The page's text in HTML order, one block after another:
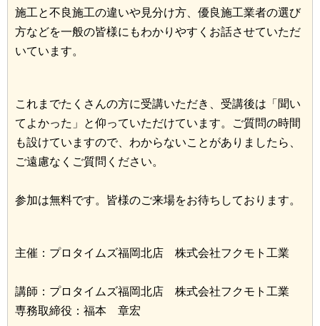
施工と不良施工の違いや見分け方、優良施工業者の選び
方などを一般の皆様にもわかりやすくお話させていただ
いています。
これまでたくさんの方に受講いただき、受講後は「聞い
てよかった」と仰っていただけています。ご質問の時間
も設けていますので、わからないことがありましたら、
ご遠慮なくご質問ください。
参加は無料です。皆様のご来場をお待ちしております。
主催：プロタイムズ福岡北店 株式会社フクモト工業
講師：プロタイムズ福岡北店 株式会社フクモト工業
専務取締役：福本 章宏